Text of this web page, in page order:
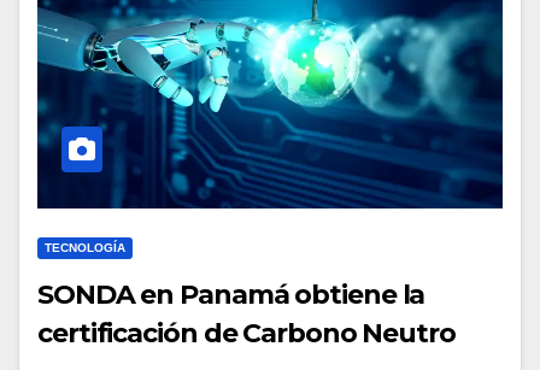
TECNOLOGÍA
SONDA en Panamá obtiene la
certificación de Carbono Neutro